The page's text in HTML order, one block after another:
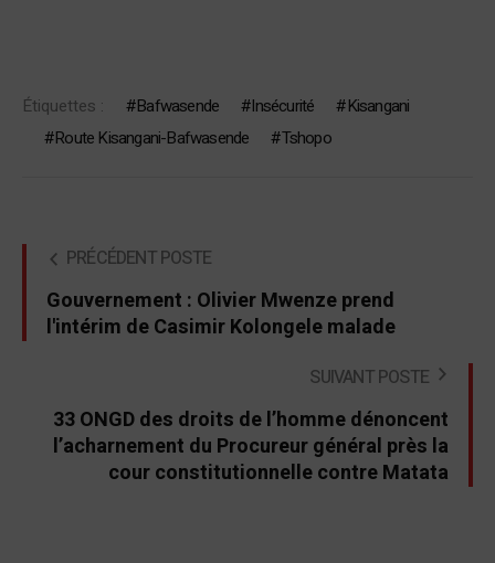
Étiquettes : Bafwasende Insécurité
Kisangani
Route Kisangani-Bafwasende
Tshopo
PRÉCÉDENT POSTE
Gouvernement : Olivier Mwenze prend
l'intérim de Casimir Kolongele malade
SUIVANT POSTE
33 ONGD des droits de l’homme dénoncent
l’acharnement du Procureur général près la
cour constitutionnelle contre Matata